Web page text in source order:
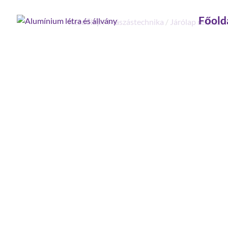
Kezdőlap/Mászástechnika / Járólap